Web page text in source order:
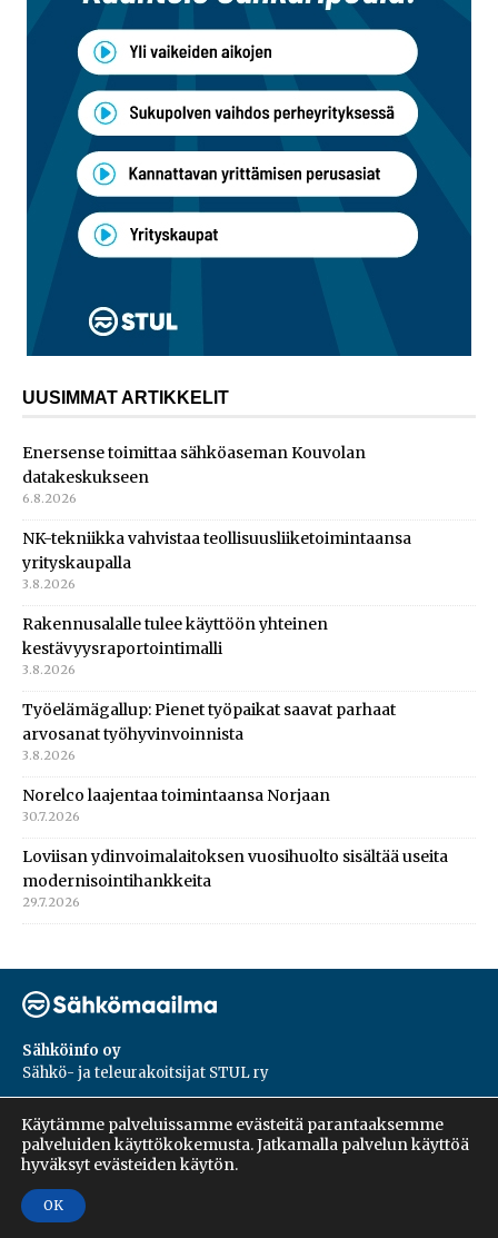
UUSIMMAT ARTIKKELIT
Enersense toimittaa sähköaseman Kouvolan
datakeskukseen
6.8.2026
NK-tekniikka vahvistaa teollisuusliiketoimintaansa
yrityskaupalla
3.8.2026
Rakennusalalle tulee käyttöön yhteinen
kestävyysraportointimalli
3.8.2026
Työelämägallup: Pienet työpaikat saavat parhaat
arvosanat työhyvinvoinnista
3.8.2026
Norelco laajentaa toimintaansa Norjaan
30.7.2026
Loviisan ydinvoimalaitoksen vuosihuolto sisältää useita
modernisointihankkeita
29.7.2026
Sähköinfo oy
Sähkö- ja teleurakoitsijat STUL ry
PL 55, 02601, Espoo
Harakantie 18 B
09 5476 1422
Käytämme palveluissamme evästeitä parantaaksemme
palveluiden käyttökokemusta. Jatkamalla palvelun käyttöä
hyväksyt evästeiden käytön.
OK